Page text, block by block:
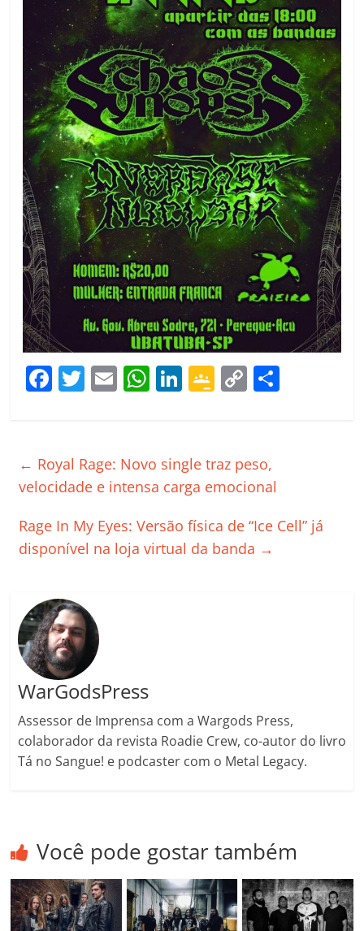
F
e
b
o
k
T
er
E
l
W
s
A
p
Li
e
dI
G
gl
e
a
ss
C
y
Li
k h
← Royal Rage: Novo single traz peso,
velocidade e intensa carga emocional
Rage In My Eyes: Versão física de “Ice Cell” já
disponível na loja virtual da banda →
WarGodsPress
Assessor de Imprensa com a Wargods Press,
colaborador da revista Roadie Crew, co-autor do livro
Tá no Sangue! e podcaster com o Metal Legacy.
Você pode gostar também